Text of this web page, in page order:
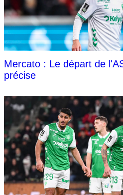
Mercato : Le départ de
précise